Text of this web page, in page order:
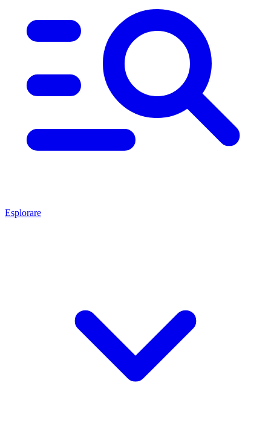
Esplorare